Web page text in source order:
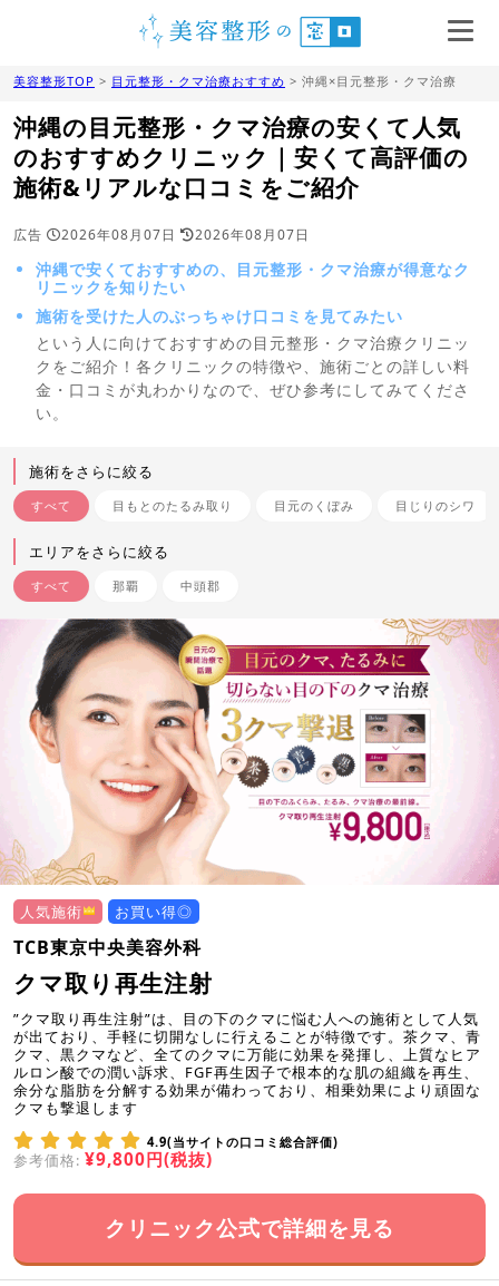
美容整形TOP > 目元整形・クマ治療おすすめ > 沖縄×目元整形・クマ治療
沖縄の目元整形・クマ治療の安くて人気
のおすすめクリニック｜安くて高評価の
施術&リアルな口コミをご紹介
広告 2026年08月07日 2026年08月07日
沖縄で安くておすすめの、目元整形・クマ治療が得意なク
リニックを知りたい
施術を受けた人のぶっちゃけ口コミを見てみたい
という人に向けておすすめの目元整形・クマ治療クリニッ
クをご紹介！各クリニックの特徴や、施術ごとの詳しい料
金・口コミが丸わかりなので、ぜひ参考にしてみてくださ
い。
施術をさらに絞る
すべて 目もとのたるみ取り 目元のくぼみ 目じりのシワ
エリアをさらに絞る
すべて 那覇 中頭郡
人気施術 お買い得◎
TCB東京中央美容外科
クマ取り再生注射
”クマ取り再生注射”は、目の下のクマに悩む人への施術として人気
が出ており、手軽に切開なしに行えることが特徴です。茶クマ、青
クマ、黒クマなど、全てのクマに万能に効果を発揮し、上質なヒア
ルロン酸での潤い訴求、FGF再生因子で根本的な肌の組織を再生、
余分な脂肪を分解する効果が備わっており、相乗効果により頑固な
クマも撃退します
4.9(当サイトの口コミ総合評価)
参考価格: ¥9,800円(税抜)
クリニック公式で詳細を見る